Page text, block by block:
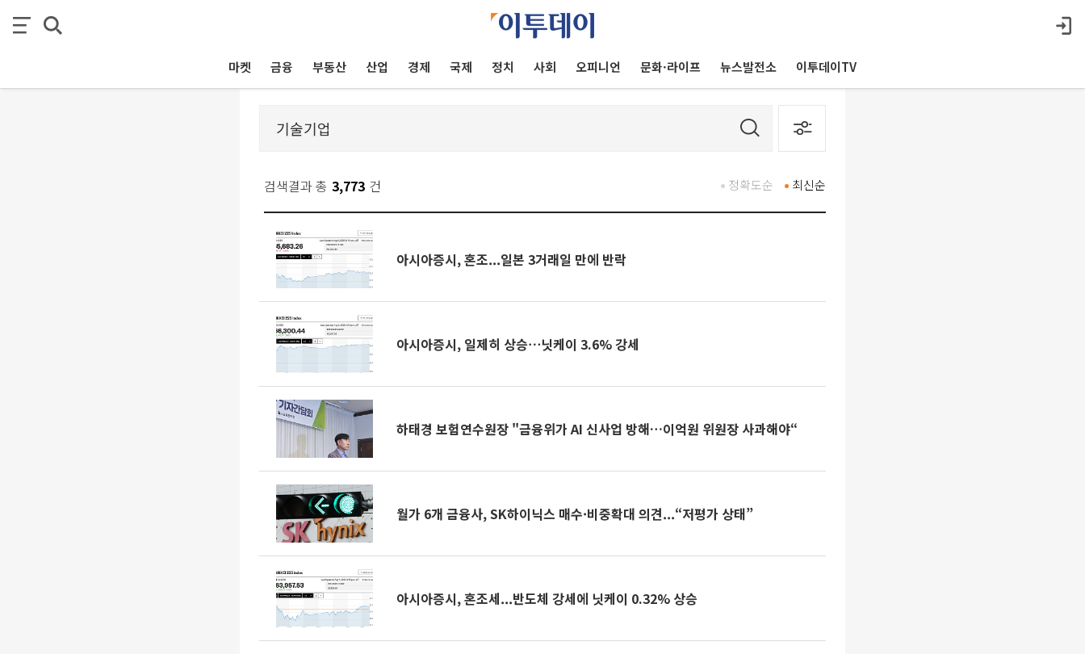
마켓 금융 부동산 산업 경제 국제 정치 사회 오피니언 문화·라이프 뉴스발전소 이투데이TV
검색결과 총 3,773 건 최신순
정확도순
아시아증시, 혼조...일본 3거래일 만에 반락
아시아증시, 일제히 상승⋯닛케이 3.6% 강세
하태경 보험연수원장 "금융위가 AI 신사업 방해…이억원 위원장 사과해야“
월가 6개 금융사, SK하이닉스 매수·비중확대 의견...“저평가 상태”
아시아증시, 혼조세...반도체 강세에 닛케이 0.32% 상승